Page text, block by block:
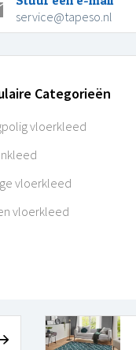
service@tapeso.nl
Categorieën
vloerkleed
vloerkleed
vloerkleed